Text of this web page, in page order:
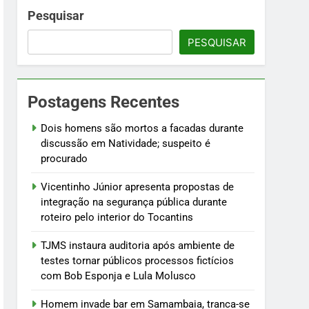
com Bob Esponja e Lula Molusco
e testam modelos para uso
Pesquisar
PESQUISAR
Postagens Recentes
Dois homens são mortos a facadas durante
discussão em Natividade; suspeito é
procurado
Vicentinho Júnior apresenta propostas de
integração na segurança pública durante
roteiro pelo interior do Tocantins
TJMS instaura auditoria após ambiente de
testes tornar públicos processos fictícios
com Bob Esponja e Lula Molusco
Homem invade bar em Samambaia, tranca-se